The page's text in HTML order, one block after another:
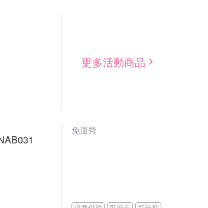
更多活動商品
免運費